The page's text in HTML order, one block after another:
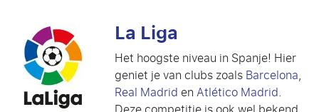
La Liga
Het hoogste niveau in Spanje! Hier
geniet je van clubs zoalsBarcelona,
Real Madrid enAtlético Madrid.